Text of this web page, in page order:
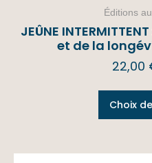
Éditions
JEÛNE
et de la
22,00
Choix